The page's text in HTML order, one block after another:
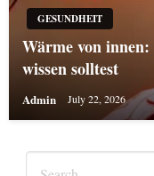
GESUNDHEIT
Wärme von
wissen solltest
Admin July 22, 2026